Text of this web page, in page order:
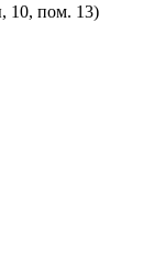
10, пом. 13)